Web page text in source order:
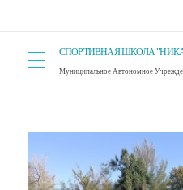
СПОРТИВНАЯ ШКОЛА